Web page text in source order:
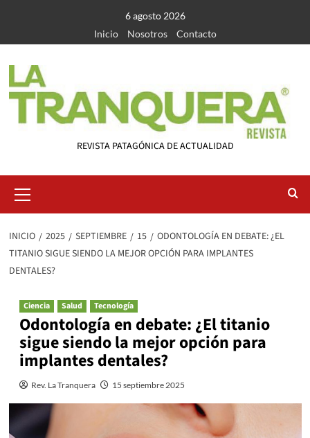
contenido
6 agosto 2026
Inicio
Nosotros Contacto
REVISTA PATAGÓNICA DE ACTUALIDAD
primario
INICIO 2025 SEPTIEMBRE 15
ODONTOLOGÍA EN DEBATE: ¿EL
TITANIO SIGUE SIENDO LA MEJOR OPCIÓN PARA IMPLANTES
DENTALES?
Ciencia Salud Tecnología
Odontología en debate: ¿El titanio
sigue siendo la mejor opción para
implantes dentales?
Rev. La Tranquera 15 septiembre 2025